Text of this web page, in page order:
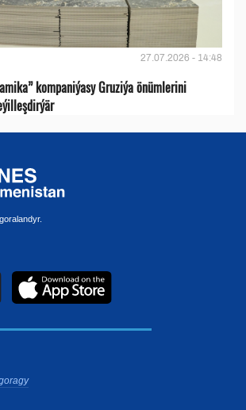
27.07.2026 - 14:48
kompaniýasy Gruziýa önümlerini